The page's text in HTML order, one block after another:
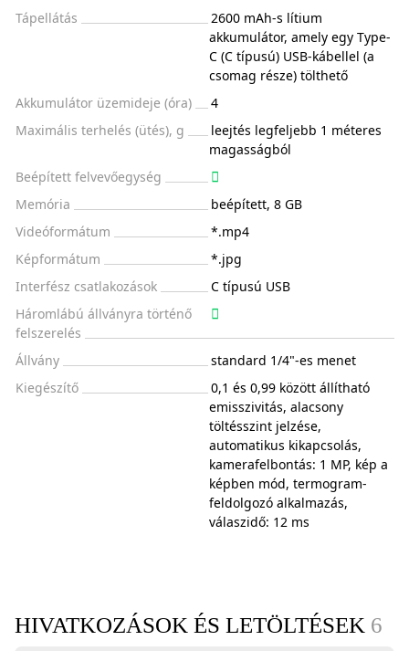
Tápellátás
2600 mAh-s lítium
akkumulátor, amely egy Type-
C (C típusú) USB-kábellel (a
csomag része) tölthető
Akkumulátor üzemideje (óra)
4
Maximális terhelés (ütés), g
leejtés legfeljebb 1 méteres
magasságból
Beépített felvevőegység
Memória
beépített, 8 GB
Videóformátum
*.mp4
Képformátum
*.jpg
Interfész csatlakozások
C típusú USB
Háromlábú állványra történő
felszerelés
Állvány
standard 1/4"-es menet
Kiegészítő
0,1 és 0,99 között állítható
emisszivitás, alacsony
töltésszint jelzése,
automatikus kikapcsolás,
kamerafelbontás: 1 MP, kép a
képben mód, termogram-
feldolgozó alkalmazás,
válaszidő: 12 ms
HIVATKOZÁSOK ÉS LETÖLTÉSEK 6